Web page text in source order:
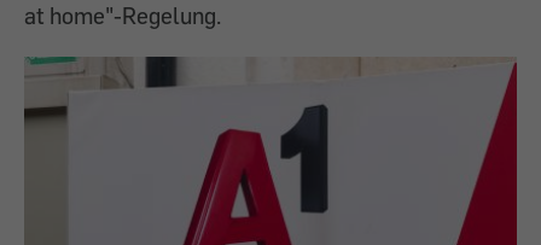
at home"-Regelung.